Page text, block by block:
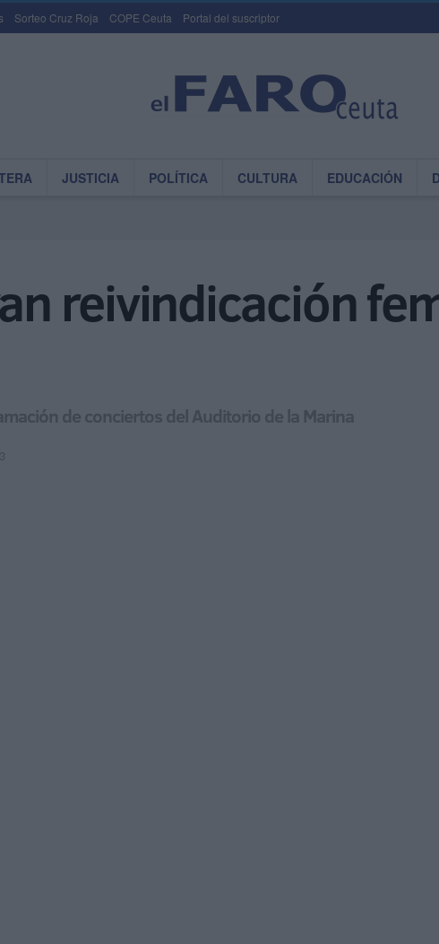
Sorteo Cruz Roja COPE Ceuta Portal del suscriptor
JUSTICIA POLÍTICA CULTURA EDUCACIÓN
reivindicación
de conciertos del Auditorio de la Marina